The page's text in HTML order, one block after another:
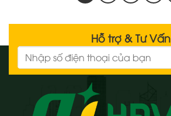
Hỗ trợ & Tư Vấn